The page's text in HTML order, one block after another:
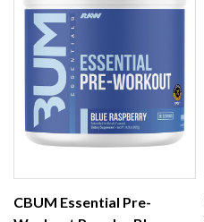
CBUM Essential Pre-